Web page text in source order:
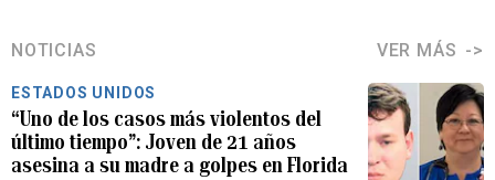
NOTICIAS VER MÁS
ESTADOS UNIDOS
“Uno de los casos más violentos del
último tiempo”: Joven de 21 años
asesina a su madre a golpes en Florida